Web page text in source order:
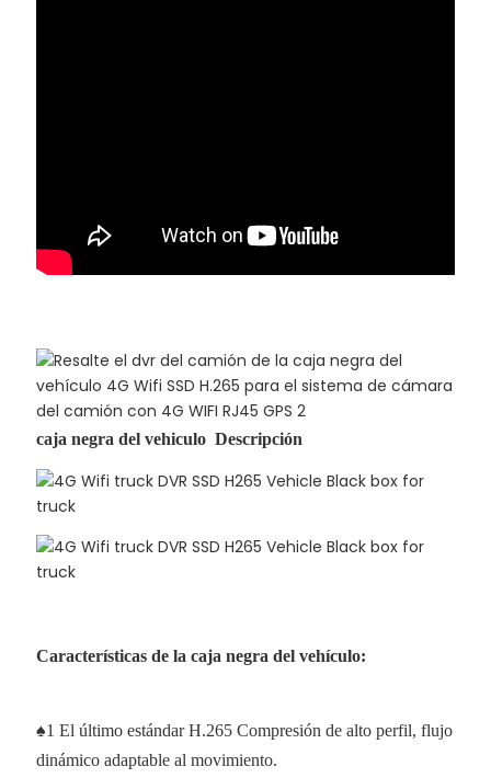
caja negra del vehiculo Descripción
Características de la caja negra del vehículo:
♠1 El último estándar H.265 Compresión de alto perfil, flujo
dinámico adaptable al movimiento.